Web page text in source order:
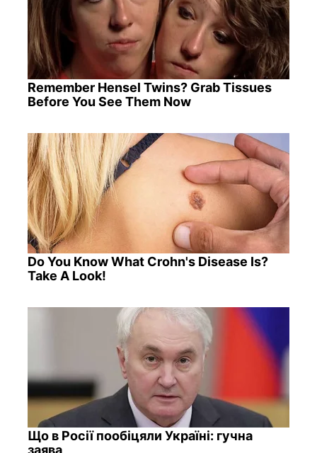
Remember Hensel Twins? Grab Tissues
Before You See Them Now
Do You Know What Crohn's Disease Is?
Take A Look!
Що в Росії пообіцяли Україні: гучна